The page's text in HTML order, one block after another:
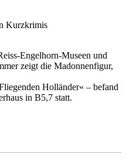
Kurzkrimis
Engelhorn-Museen und
zeigt die Madonnenfigur,
Holländer« – befand
in B5,7 statt.